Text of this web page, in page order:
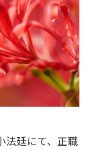
法廷にて、正職